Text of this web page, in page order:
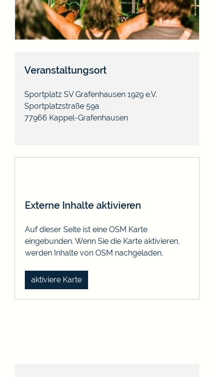
Veranstaltungsort
Sportplatz SV Grafenhausen 1929 e.V.
Sportplatzstraße 59a
77966 Kappel-Grafenhausen
Externe Inhalte aktivieren
Auf dieser Seite ist eine OSM Karte
eingebunden. Wenn Sie die Karte aktivieren,
werden Inhalte von OSM nachgeladen.
aktiviere Karte